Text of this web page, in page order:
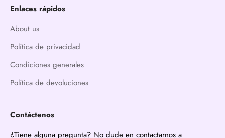
Enlaces rápidos
About us
Política de privacidad
Condiciones generales
Política de devoluciones
Contáctenos
¿Tiene alguna pregunta? No dude en contactarnos a